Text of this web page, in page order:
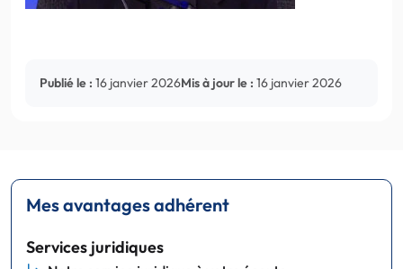
Publié le : 16 janvier 2026Mis à jour le : 16 janvier 2026
Mes avantages adhérent
Services juridiques